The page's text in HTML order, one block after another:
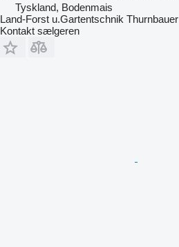
Tyskland, Bodenmais
Land-Forst u.Gartentschnik Thurnbauer
Kontakt sælgeren